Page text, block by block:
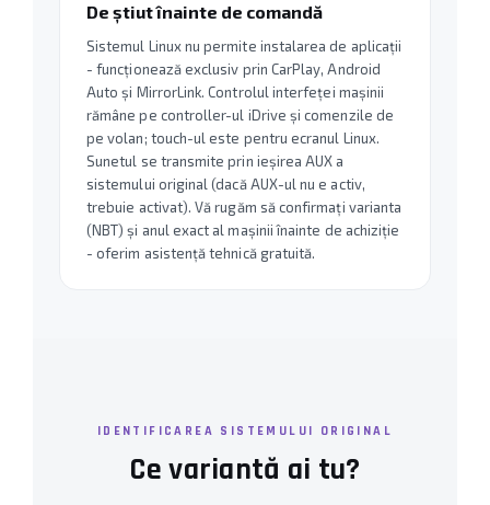
De știut înainte de comandă
Sistemul Linux nu permite instalarea de aplicații
- funcționează exclusiv prin CarPlay, Android
Auto și MirrorLink. Controlul interfeței mașinii
rămâne pe controller-ul iDrive și comenzile de
pe volan; touch-ul este pentru ecranul Linux.
Sunetul se transmite prin ieșirea AUX a
sistemului original (dacă AUX-ul nu e activ,
trebuie activat). Vă rugăm să confirmați varianta
(NBT) și anul exact al mașinii înainte de achiziție
- oferim asistență tehnică gratuită.
IDENTIFICAREA SISTEMULUI ORIGINAL
Ce variantă ai tu?